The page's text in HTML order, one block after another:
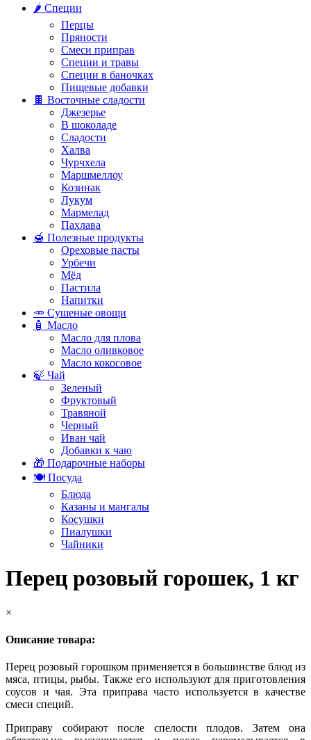
🌶️ Специи
Перцы
Пряности
Смеси приправ
Специи и травы
Специи в баночках
Пищевые добавки
🍫 Восточные сладости
Джезерье
В шоколаде
Сладости
Халва
Чурчхела
Маршмеллоу
Козинак
Лукум
Мармелад
Пахлава
🍯 Полезные продукты
Ореховые пасты
Урбечи
Мёд
Пастила
Напитки
🥕 Сушеные овощи
🧴 Масло
Масло для плова
Масло оливковое
Масло кокосовое
🍃 Чай
Зеленый
Фруктовый
Травяной
Черный
Иван чай
Добавки к чаю
🎁 Подарочные наборы
🍽️ Посуда
Блюда
Казаны и мангалы
Косушки
Пиалушки
Чайники
Перец розовый горошек, 1 кг
×
Описание товара:
Перец розовый горошком применяется в большинстве блюд из
мяса, птицы, рыбы. Также его используют для приготовления
соусов и чая. Эта приправа часто используется в качестве
смеси специй.
Приправу собирают после спелости плодов. Затем она